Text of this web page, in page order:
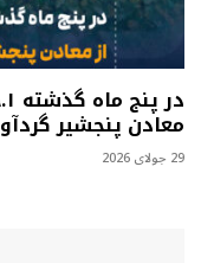
معادن پنجشیر
29 جولای 2026